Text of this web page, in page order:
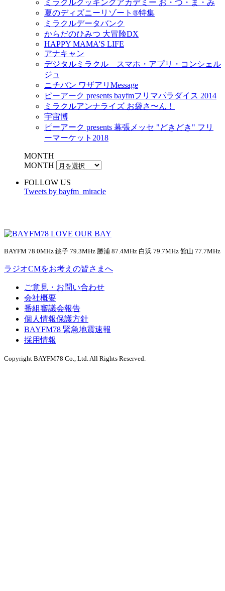
ミラクルクッキングアカデミー お・つ・ま・み
夏のディズニーリゾート®特集
ミラクルデータバンク
からだのひみつ 大冒険DX
HAPPY MAMA'S LIFE
アナキャン
デジタルミラクル スマホ・アプリ・コンシェル
ジュ
ニチバン ワザアリMessage
ピーアーク presents bayfmフリマパラダイス 2014
ミラクルアンナライズ お袋さ〜ん！
宇宙博
ピーアーク presents 幕張メッセ "どきどき" フリ
ーマーケット2018
MONTH
MONTH
FOLLOW US
Tweets by bayfm_miracle
BAYFM 78.0MHz 銚子 79.3MHz 勝浦 87.4MHz 白浜 79.7MHz 館山 77.7MHz
ラジオCMをお考えの皆さまへ
ご意見・お問い合わせ
会社概要
番組審議会報告
個人情報保護方針
BAYFM78 緊急地震速報
採用情報
Copyright BAYFM78 Co., Ltd. All Rights Reserved.